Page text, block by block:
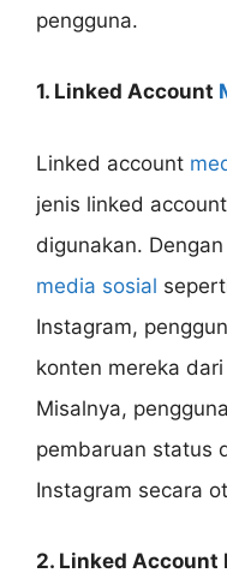
pengguna.
1. Linked Account
Linked account
jenis linked
digunakan.
media sosial
Instagram,
konten mereka
Misalnya,
pembaruan status
Instagram secara
2. Linked Account